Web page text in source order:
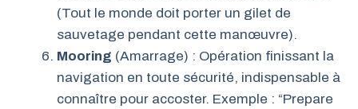
(Tout le monde doit porter un gilet de
sauvetage pendant cette manœuvre).
Mooring (Amarrage) : Opération finissant la
navigation en toute sécurité, indispensable à
connaître pour accoster. Exemple : “Prepare